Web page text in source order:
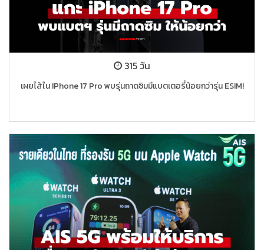
315 วัน
เผยไส้ใน IPhone 17 Pro พบรุ่นถาดซิมมีแบตเตอรี่น้อยกว่ารุ่น ESIM!